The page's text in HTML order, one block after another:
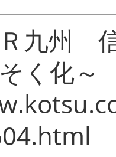
九州 信
く化～